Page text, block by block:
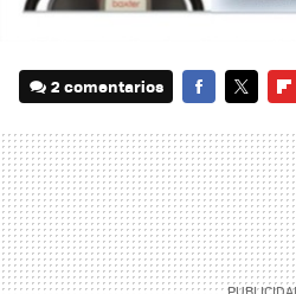
2 comentarios